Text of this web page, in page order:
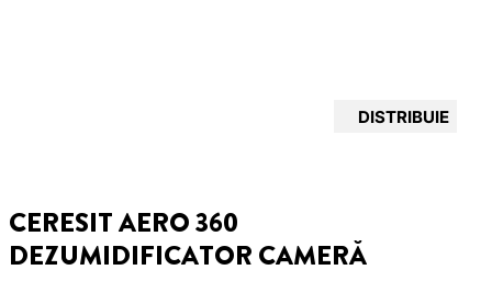
DISTRIBUIE
CERESIT AERO 360
DEZUMIDIFICATOR CAMERĂ